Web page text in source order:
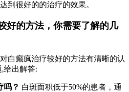
到很好的的治疗的效果。
好的方法，你需要了解的几
白癫疯治疗较好的方法有清晰的认
给出解答:
吗？ 白斑面积低于50%的患者，通